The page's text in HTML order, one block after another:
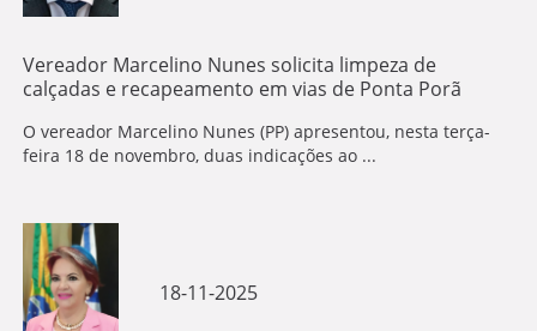
Vereador Marcelino Nunes solicita limpeza de
calçadas e recapeamento em vias de Ponta Porã
O vereador Marcelino Nunes (PP) apresentou, nesta terça-
feira 18 de novembro, duas indicações ao ...
18-11-2025